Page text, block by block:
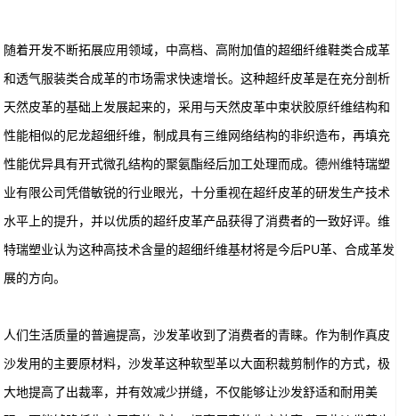
随着开发不断拓展应用领域，中高档、高附加值的超细纤维鞋类合成革
和透气服装类合成革的市场需求快速增长。这种超纤皮革是在充分剖析
天然皮革的基础上发展起来的，采用与天然皮革中束状胶原纤维结构和
性能相似的尼龙超细纤维，制成具有三维网络结构的非织造布，再填充
性能优异具有开式微孔结构的聚氨酯经后加工处理而成。德州维特瑞塑
业有限公司凭借敏锐的行业眼光，十分重视在超纤皮革的研发生产技术
水平上的提升，并以优质的超纤皮革产品获得了消费者的一致好评。维
特瑞塑业认为这种高技术含量的超细纤维基材将是今后PU革、合成革发
展的方向。
人们生活质量的普遍提高，沙发革收到了消费者的青睐。作为制作真皮
沙发用的主要原材料，沙发革这种软型革以大面积裁剪制作的方式，极
大地提高了出裁率，并有效减少拼缝，不仅能够让沙发舒适和耐用美